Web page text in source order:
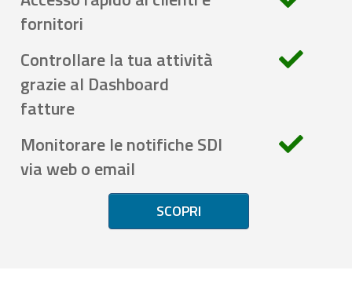
fornitori
Controllare la tua attività
grazie al Dashboard
fatture
Monitorare le notifiche SDI
via web o email
SCOPRI